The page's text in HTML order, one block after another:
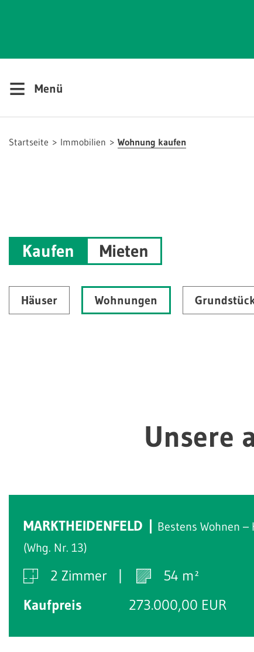
≡ Menü
Startseite Immobilien Wohnung kaufen
Kaufen Mieten
Häuser Wohnungen
Unsere
MARKTHEIDENFELD
Bestens Wohnen
(Whg. Nr. 13)
2 Zimmer
54 m²
Kaufpreis
273.000,00 EUR